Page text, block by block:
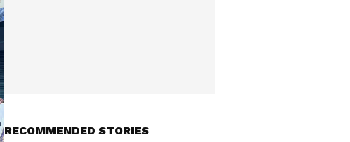
RECOMMENDED STORIES